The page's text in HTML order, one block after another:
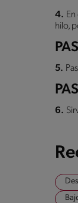
4.
hilo,
5.
6.